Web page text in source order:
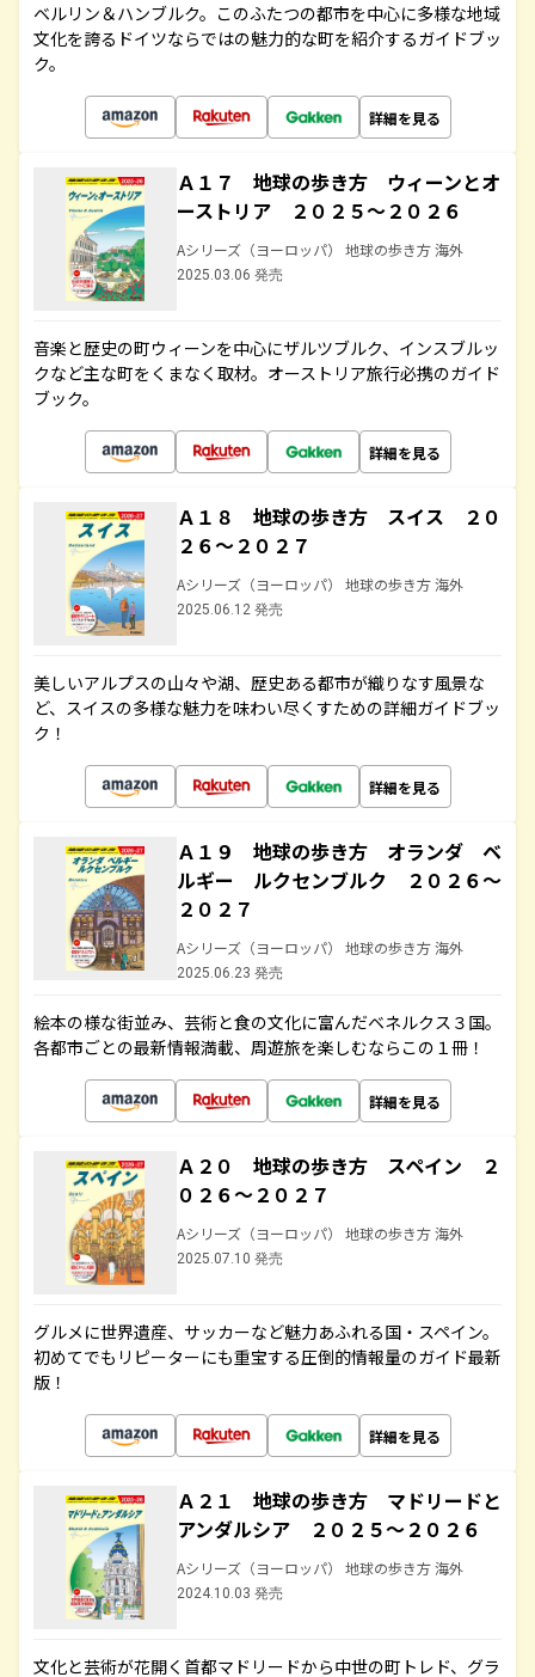
ベルリン＆ハンブルク。このふたつの都市を中心に多様な地域
文化を誇るドイツならではの魅力的な町を紹介するガイドブッ
ク。
詳細を見る
Ａ１７ 地球の歩き方 ウィーンとオ
ーストリア ２０２５～２０２６
Aシリーズ（ヨーロッパ） 地球の歩き方 海外
2025.03.06 発売
音楽と歴史の町ウィーンを中心にザルツブルク、インスブルッ
クなど主な町をくまなく取材。オーストリア旅行必携のガイド
ブック。
詳細を見る
Ａ１８ 地球の歩き方 スイス ２０
２６～２０２７
Aシリーズ（ヨーロッパ） 地球の歩き方 海外
2025.06.12 発売
美しいアルプスの山々や湖、歴史ある都市が織りなす風景な
ど、スイスの多様な魅力を味わい尽くすための詳細ガイドブッ
ク！
詳細を見る
Ａ１９ 地球の歩き方 オランダ ベ
ルギー ルクセンブルク ２０２６～
２０２７
Aシリーズ（ヨーロッパ） 地球の歩き方 海外
2025.06.23 発売
絵本の様な街並み、芸術と食の文化に富んだベネルクス３国。
各都市ごとの最新情報満載、周遊旅を楽しむならこの１冊！
詳細を見る
Ａ２０ 地球の歩き方 スペイン ２
０２６～２０２７
Aシリーズ（ヨーロッパ） 地球の歩き方 海外
2025.07.10 発売
グルメに世界遺産、サッカーなど魅力あふれる国・スペイン。
初めてでもリピーターにも重宝する圧倒的情報量のガイド最新
版！
詳細を見る
Ａ２１ 地球の歩き方 マドリードと
アンダルシア ２０２５～２０２６
Aシリーズ（ヨーロッパ） 地球の歩き方 海外
2024.10.03 発売
文化と芸術が花開く首都マドリードから中世の町トレド、グラ